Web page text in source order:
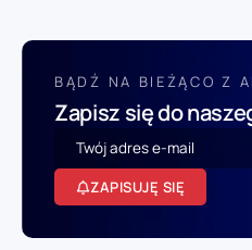
BĄDŹ NA BIEŻĄCO Z
Zapisz się do
ZAPISUJĘ SIĘ